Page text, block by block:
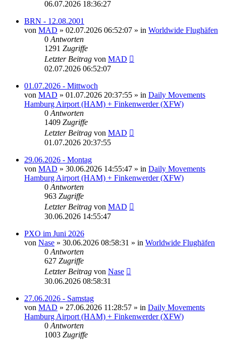
06.07.2026 18:36:27
BRN - 12.08.2001
von MAD » 02.07.2026 06:52:07 » in Worldwide Flughäfen
0 Antworten
1291 Zugriffe
Letzter Beitrag von MAD
02.07.2026 06:52:07
01.07.2026 - Mittwoch
von MAD » 01.07.2026 20:37:55 » in Daily Movements
Hamburg Airport (HAM) + Finkenwerder (XFW)
0 Antworten
1409 Zugriffe
Letzter Beitrag von MAD
01.07.2026 20:37:55
29.06.2026 - Montag
von MAD » 30.06.2026 14:55:47 » in Daily Movements
Hamburg Airport (HAM) + Finkenwerder (XFW)
0 Antworten
963 Zugriffe
Letzter Beitrag von MAD
30.06.2026 14:55:47
PXO im Juni 2026
von Nase » 30.06.2026 08:58:31 » in Worldwide Flughäfen
0 Antworten
627 Zugriffe
Letzter Beitrag von Nase
30.06.2026 08:58:31
27.06.2026 - Samstag
von MAD » 27.06.2026 11:28:57 » in Daily Movements
Hamburg Airport (HAM) + Finkenwerder (XFW)
0 Antworten
1003 Zugriffe